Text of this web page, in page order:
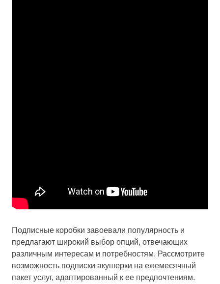
Подписные коробки завоевали популярность и
предлагают широкий выбор опций, отвечающих
различным интересам и потребностям. Рассмотрите
возможность подписки акушерки на ежемесячный
пакет услуг, адаптированный к ее предпочтениям.